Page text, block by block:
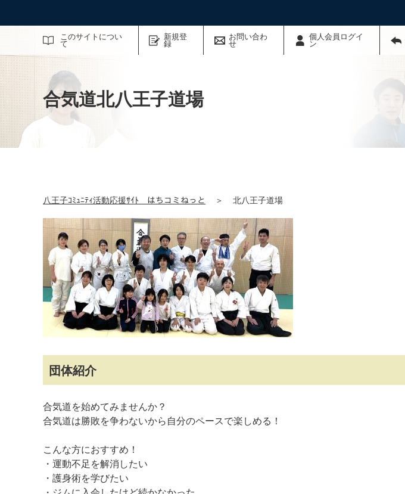
このサイトについ
て
新規登
録
お問い合わ
せ
個人会員ログイ
ン
サイト内検索
合気道北八王子道場
八王子ｺﾐｭﾆﾃｨ活動応援ｻｲﾄ はちコミねっと ＞ 北八王子道場
団体紹介
合気道を始めてみませんか？
​合気道は勝敗を争わないから自分のペースで楽しめる！
​こんな方におすすめ！
・運動不足を解消したい
・護身術を学びたい
マイメディア検索